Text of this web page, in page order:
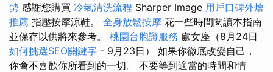
勢 感謝您購買 冷氣清洗流程 Sharper Image 用戶口碑外燴
推薦 指壓按摩涼鞋。 全身放鬆按摩 花一些時間閱讀本指南
並保存以供將來參考。 桃園台胞證服務 處女座（8月24日
如何挑選SEO關鍵字 - 9月23日） 如果你徹底改變自己，
你會不喜歡你所看到的一切。 不要等到適當的時間和情